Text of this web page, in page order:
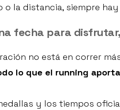
la distancia, siempre
fecha para
no está en correr
lo que el running
y los tiempos